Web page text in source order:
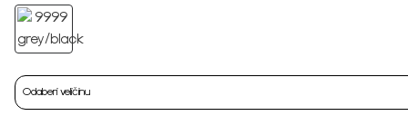
Odaberi veličinu